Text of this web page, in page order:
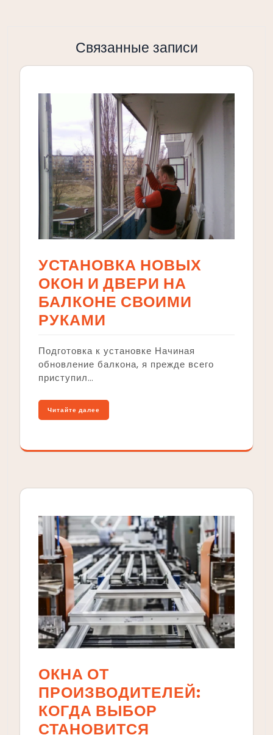
Связанные записи
УСТАНОВКА НОВЫХ
ОКОН И ДВЕРИ НА
БАЛКОНЕ СВОИМИ
РУКАМИ
Подготовка к установке Начиная
обновление балкона, я прежде всего
приступил…
Читайте далее
ОКНА ОТ
ПРОИЗВОДИТЕЛЕЙ:
КОГДА ВЫБОР
СТАНОВИТСЯ